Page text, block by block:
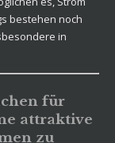
bestehen noch
in
für
attraktive
zu